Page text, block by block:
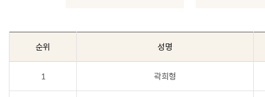
순위 성명
1 곽희형